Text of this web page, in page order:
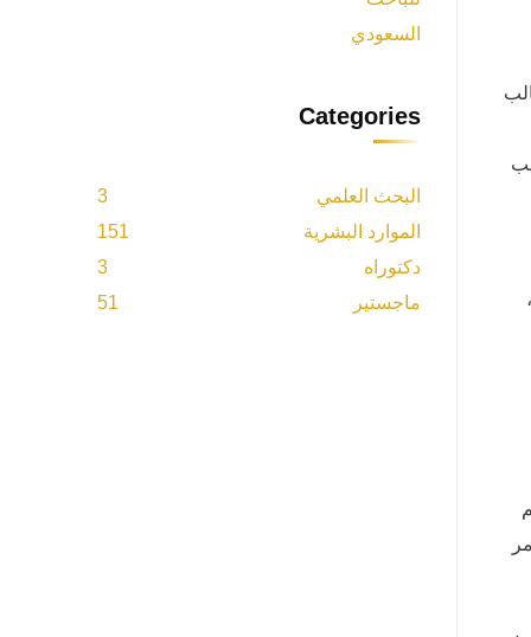
Categories
البحث العلمي
3
الموارد البشرية
151
دكتوراه
3
ماجستير
51